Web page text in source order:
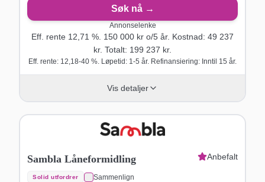
Søk nå →
Annonselenke
Eff. rente 12,71 %. 150 000 kr o/5 år. Kostnad: 49 237
kr. Totalt: 199 237 kr.
Eff. rente: 12,18-40 %. Løpetid: 1-5 år. Refinansiering: Inntil 15 år.
Vis detaljer
Sambla Låneformidling
Solid utfordrer Sammenlign
Anbefalt